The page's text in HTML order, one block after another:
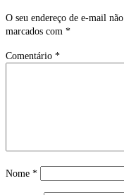
O seu endereço de e-mail
marcados com *
Comentário *
Nome *